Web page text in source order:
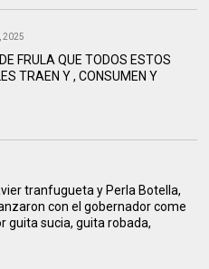
2025
FRULA QUE TODOS ESTOS
TRAEN Y , CONSUMEN Y
tranfugueta y Perla Botella,
con el gobernador come
guita sucia, guita robada,